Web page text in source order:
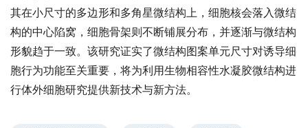
其在小尺寸的多边形和多角星微结构上，细胞核会落入微结
构的中心陷窝，细胞骨架则不断铺展分布，并逐渐与微结构
形貌趋于一致。该研究证实了微结构图案单元尺寸对诱导细
胞行为功能至关重要，将为利用生物相容性水凝胶微结构进
行体外细胞研究提供新技术与新方法。